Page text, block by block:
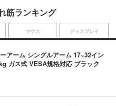
筋ランキング
アーム シングルアーム 17~32イン
ガス式 VESA規格対応 ブラック
マウス ディスプレイ